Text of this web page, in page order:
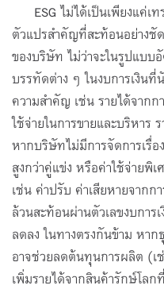
ESG ไม่ได้เป็นเพียงแค่เ
ตัวแปรสำคัญที่สะท้อนอย่างชัด
ของบริษัท ไม่ว่าจะในรูปแบบ
บรรทัดต่าง ๆ ในงบการเงิน
ความสำคัญ เช่น รายได้จาก
ใช้จ่ายในการขายและบริหาร
หากบริษัทไม่มีการจัดการเรื่
สูงกว่าคู่แข่ง หรือค่าใช้จ่ายพิ
เช่น ค่าปรับ ค่าเสียหายจากก
ล้วนสะท้อนผ่านตัวเลขงบการ
ลดลง ในทางตรงกันข้าม หาก
อาจช่วยลดต้นทุนการผลิต (เ
เพิ่มรายได้จากสินค้ารักษ์โล